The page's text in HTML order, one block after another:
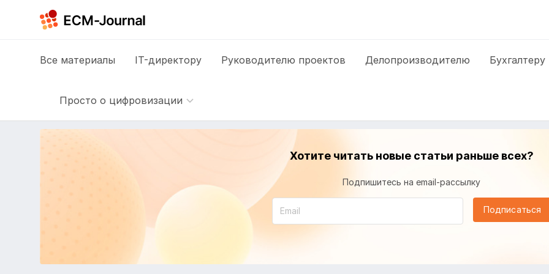
Все материалы IT-директору Руководителю проектов Делопроизводителю Бухгалтеру
Просто о цифровизации
Хотите читать новые статьи раньше всех?
Подпишитесь на email-рассылку
Подписаться